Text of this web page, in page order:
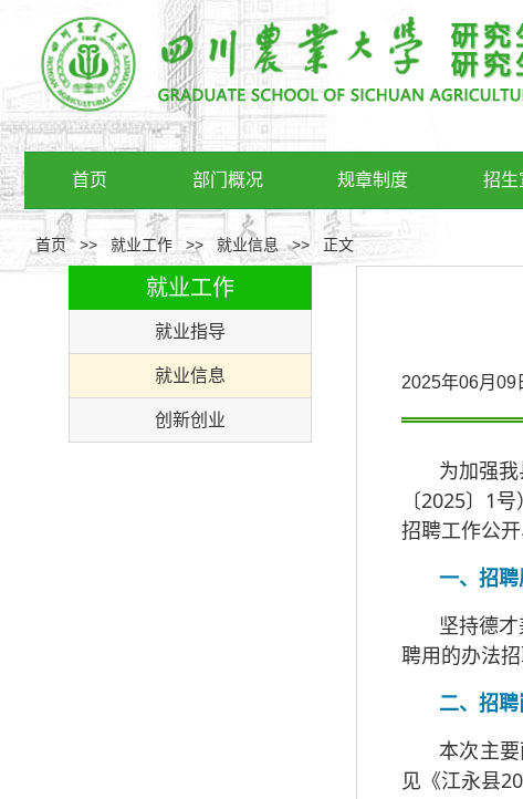
首页 部门概况 规章制度 招生
首页>> 就业工作 >> 就业信息 >> 正文
就业工作
就业指导
就业信息
创新创业
2025年06月
为加强
〔2025〕1
招聘工作公
一、招聘
坚持德
聘用的办法
二、招
本次主
见《江永县